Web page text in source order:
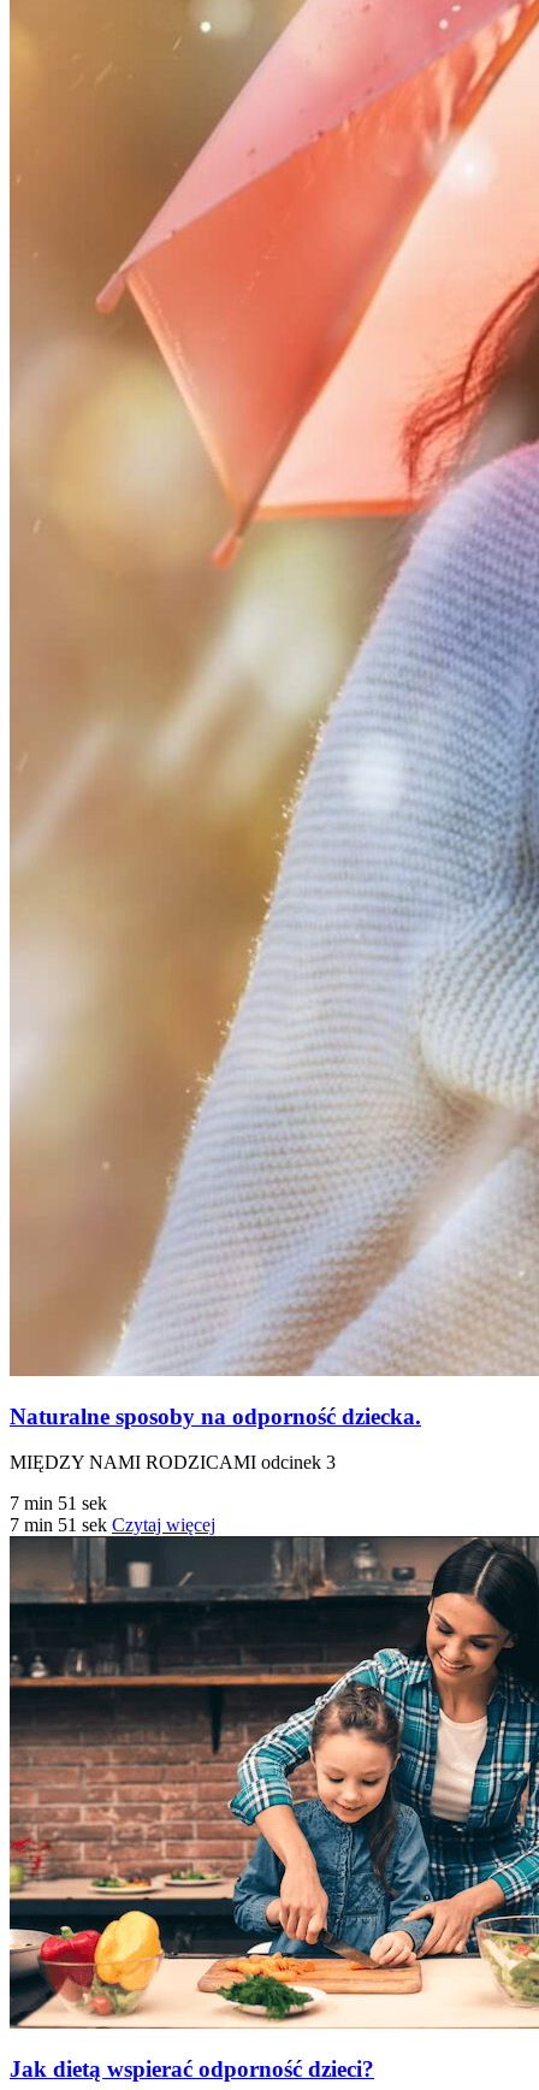
Naturalne sposoby na odporność dziecka.
MIĘDZY NAMI RODZICAMI odcinek 3
7 min 51 sek
7 min 51 sek Czytaj więcej
Jak dietą wspierać odporność dzieci?